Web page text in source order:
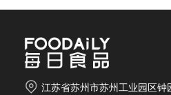
江苏省苏州市苏州工业园区